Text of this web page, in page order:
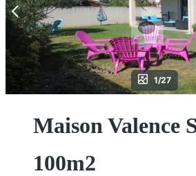
1/27
Maison Valence
100m2